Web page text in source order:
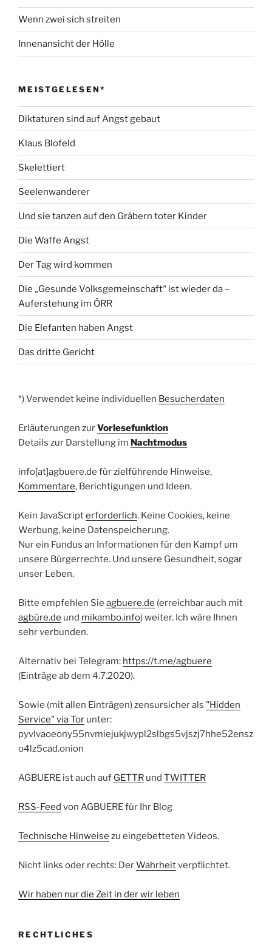
Wenn zwei sich streiten
Innenansicht der Hölle
MEISTGELESEN*
Diktaturen sind auf Angst gebaut
Klaus Blofeld
Skelettiert
Seelenwanderer
Und sie tanzen auf den Gräbern toter Kinder
Die Waffe Angst
Der Tag wird kommen
Die „Gesunde Volksgemeinschaft“ ist wieder da –
Auferstehung im ÖRR
Die Elefanten haben Angst
Das dritte Gericht
*) Verwendet keine individuellen Besucherdaten
Erläuterungen zurVorlesefunktion
Details zur Darstellung im Nachtmodus
info[at]agbuere.de für zielführende Hinweise,
Kommentare, Berichtigungen und Ideen.
Kein JavaScripterforderlich. Keine Cookies, keine
Werbung, keine Datenspeicherung.
Nur ein Fundus an Informationen für den Kampf um
unsere Bürgerrechte. Und unsere Gesundheit, sogar
unser Leben.
Bitte empfehlen Sie agbuere.de (erreichbar auch mit
agbüre.de und mikambo.info) weiter. Ich wäre Ihnen
sehr verbunden.
Alternativ bei Telegram: https://t.me/agbuere
(Einträge ab dem 4.7.2020).
Sowie (mit allen Einträgen) zensursicher als "Hidden
Service" via Tor unter:
pyvlvaoeony55nvmiejukjwypl2slbgs5vjszj7hhe52ensz
o4lz5cad.onion
AGBUERE ist auch auf GETTR und TWITTER
RSS-Feed von AGBUERE für Ihr Blog
Technische Hinweise zu eingebetteten Videos.
Nicht links oder rechts: DerWahrheitverpflichtet.
Wir haben nur die Zeit in der wir leben
RECHTLICHES